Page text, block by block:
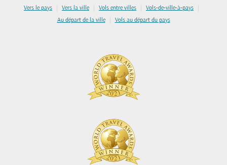
Vers le pays | Vers la ville | Vols entre villes | Vols-de-ville-à-pays |
Au départ de la ville | Vols au départ du pays